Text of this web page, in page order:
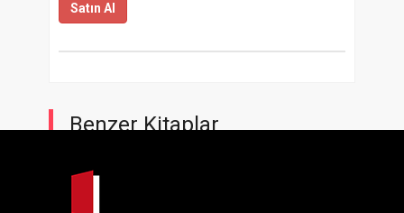
Satın Al
Benzer Kitaplar